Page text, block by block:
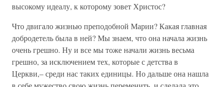
высокому идеалу, к которому зовет Христос?
Что двигало жизнью преподобной Марии? Какая главная
добродетель была в ней? Мы знаем, что она начала жизнь
очень грешно. Ну и все мы тоже начали жизнь весьма
грешно, за исключением тех, которые с детства в
Церкви,– среди нас таких единицы. Но дальше она нашла